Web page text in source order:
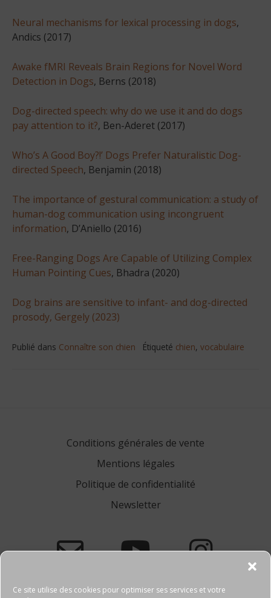
Ce site utilise des cookies pour optimiser ses services et votre
Neural mechanisms for lexical processing in dogs,
Andics (2017)
Awake fMRI Reveals Brain Regions for Novel Word
Detection in Dogs, Berns (2018)
Dog-directed speech: why do we use it and do dogs
pay attention to it?, Ben-Aderet (2017)
Who’s A Good Boy?!’ Dogs Prefer Naturalistic Dog-
directed Speech, Benjamin (2018)
The importance of gestural communication: a study of
human-dog communication using incongruent
information, D’Aniello (2016)
Free-Ranging Dogs Are Capable of Utilizing Complex
Human Pointing Cues, Bhadra (2020)
Dog brains are sensitive to infant- and dog-directed
prosody, Gergely (2023)
Publié dans Connaître son chien Étiqueté chien, vocabulaire
Conditions générales de vente
Mentions légales
Politique de confidentialité
Newsletter